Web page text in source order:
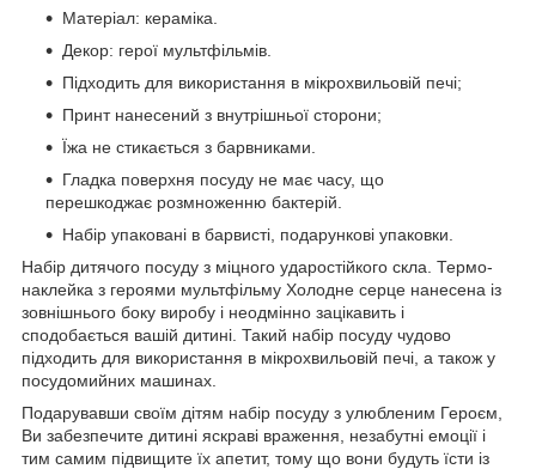
Матеріал: кераміка.
Декор: герої мультфільмів.
Підходить для використання в мікрохвильовій печі;
Принт нанесений з внутрішньої сторони;
Їжа не стикається з барвниками.
Гладка поверхня посуду не має часу, що
перешкоджає розмноженню бактерій.
Набір упаковані в барвисті, подарункові упаковки.
Набір дитячого посуду з міцного ударостійкого скла. Термо-
наклейка з героями мультфільму Холодне серце нанесена із
зовнішнього боку виробу і неодмінно зацікавить і
сподобається вашій дитині. Такий набір посуду чудово
підходить для використання в мікрохвильовій печі, а також у
посудомийних машинах.
Подарувавши своїм дітям набір посуду з улюбленим Героєм,
Ви забезпечите дитині яскраві враження, незабутні емоції і
тим самим підвищите їх апетит, тому що вони будуть їсти із